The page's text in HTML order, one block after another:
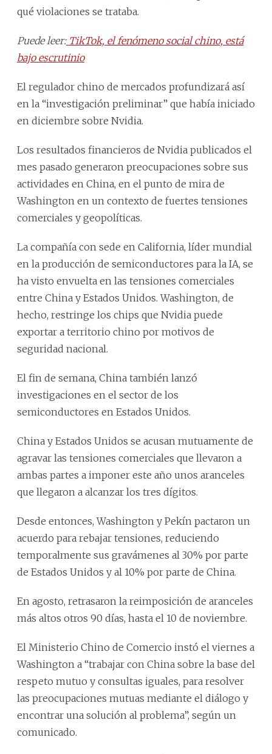
qué violaciones se trataba.
Puede leer:TikTok, el fenómeno social chino, está
bajo escrutinio
El regulador chino de mercados profundizará así
en la “investigación preliminar” que había iniciado
en diciembre sobre Nvidia.
Los resultados financieros de Nvidia publicados el
mes pasado generaron preocupaciones sobre sus
actividades en China, en el punto de mira de
Washington en un contexto de fuertes tensiones
comerciales y geopolíticas.
La compañía con sede en California, líder mundial
en la producción de semiconductores para la IA, se
ha visto envuelta en las tensiones comerciales
entre China y Estados Unidos. Washington, de
hecho, restringe los chips que Nvidia puede
exportar a territorio chino por motivos de
seguridad nacional.
El fin de semana, China también lanzó
investigaciones en el sector de los
semiconductores en Estados Unidos.
China y Estados Unidos se acusan mutuamente de
agravar las tensiones comerciales que llevaron a
ambas partes a imponer este año unos aranceles
que llegaron a alcanzar los tres dígitos.
Desde entonces, Washington y Pekín pactaron un
acuerdo para rebajar tensiones, reduciendo
temporalmente sus gravámenes al 30% por parte
de Estados Unidos y al 10% por parte de China.
En agosto, retrasaron la reimposición de aranceles
más altos otros 90 días, hasta el 10 de noviembre.
El Ministerio Chino de Comercio instó el viernes a
Washington a “trabajar con China sobre la base del
respeto mutuo y consultas iguales, para resolver
las preocupaciones mutuas mediante el diálogo y
encontrar una solución al problema”, según un
comunicado.